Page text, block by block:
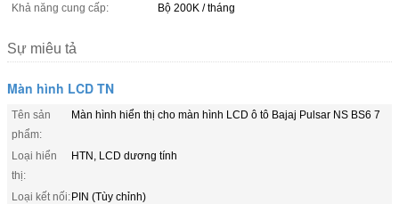
Khả năng cung cấp:
Bộ 200K / tháng
Sự miêu tả
Màn hình LCD TN
Tên sản
phẩm:
Màn hình hiển thị cho màn hình LCD ô tô Bajaj Pulsar NS BS6 7
Loại hiển
thị:
HTN, LCD dương tính
Loại kết nối:PIN (Tùy chỉnh)